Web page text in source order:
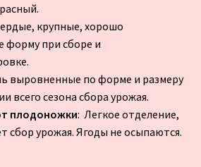
крупные, хорошо
форму при сборе и
выровненные по форме и размеру
всего сезона сбора урожая.
плодоножки: Легкое отделение,
сбор урожая. Ягоды не осыпаются.